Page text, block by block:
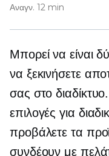
Αναγν. 12 min
Μπορεί να είναι
να ξεκινήσετε
σας στο
επιλογές για
προβάλετε τα
συνδέουν με